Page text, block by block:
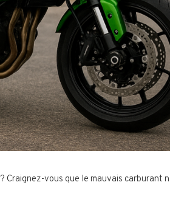
? Craignez-vous que le mauvais carburant